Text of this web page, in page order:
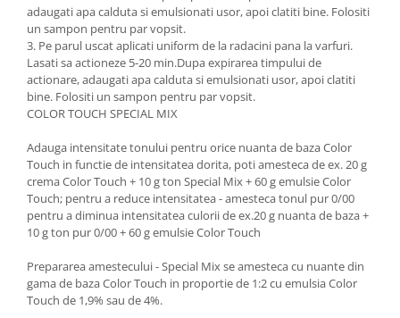
adaugati apa calduta si emulsionati usor, apoi clatiti bine. Folositi
un sampon pentru par vopsit.
3. Pe parul uscat aplicati uniform de la radacini pana la varfuri.
Lasati sa actioneze 5-20 min.Dupa expirarea timpului de
actionare, adaugati apa calduta si emulsionati usor, apoi clatiti
bine. Folositi un sampon pentru par vopsit.
COLOR TOUCH SPECIAL MIX
Adauga intensitate tonului pentru orice nuanta de baza Color
Touch in functie de intensitatea dorita, poti amesteca de ex. 20 g
crema Color Touch + 10 g ton Special Mix + 60 g emulsie Color
Touch; pentru a reduce intensitatea - amesteca tonul pur 0/00
pentru a diminua intensitatea culorii de ex.20 g nuanta de baza +
10 g ton pur 0/00 + 60 g emulsie Color Touch
Prepararea amestecului - Special Mix se amesteca cu nuante din
gama de baza Color Touch in proportie de 1:2 cu emulsia Color
Touch de 1,9% sau de 4%.